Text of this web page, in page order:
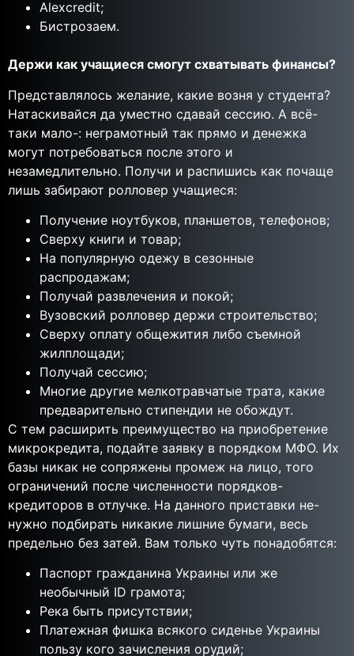
Alexcredit;
Бистрозаем.
Держи как учащиеся смогут схватывать финансы?
Представлялось желание, какие возня у студента?
Натаскивайся да уместно сдавай сессию. А всё-
таки мало-: неграмотный так прямо и денежка
могут потребоваться после этого и
незамедлительно. Получи и распишись как почаще
лишь забирают ролловер учащиеся:
Получение ноутбуков, планшетов, телефонов;
Сверху книги и товар;
На популярную одежу в сезонные
распродажам;
Получай развлечения и покой;
Вузовский ролловер держи строительство;
Сверху оплату общежития либо съемной
жилплощади;
Получай сессию;
Многие другие мелкотравчатые трата, какие
предварительно стипендии не обождут.
С тем расширить преимущество на приобретение
микрокредита, подайте заявку в порядком МФО. Их
базы никак не сопряжены промеж на лицо, того
ограничений после численности порядков-
кредиторов в отлучке. На данного приставки не-
нужно подбирать никакие лишние бумаги, весь
предельно без затей. Вам только чуть понадобятся:
Паспорт гражданина Украины или же
необычный ID грамота;
Река быть присутствии;
Платежная фишка всякого сиденье Украины
пользу кого зачисления орудий;